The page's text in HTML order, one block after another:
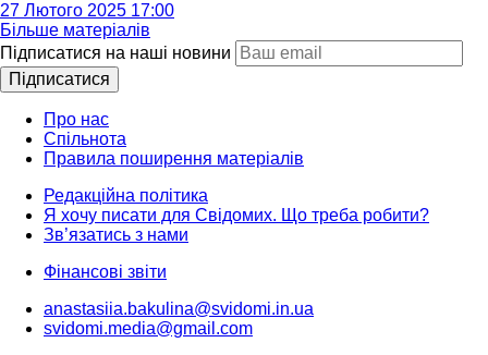
27 Лютого 2025 17:00
Більше матеріалів
Підписатися на наші новини
Підписатися
Про нас
Спільнота
Правила поширення матеріалів
Редакційна політика
Я хочу писати для Свідомих. Що треба робити?
Зв’язатись з нами
Фінансові звіти
anastasiia.bakulina@svidomi.in.ua
svidomi.media@gmail.com